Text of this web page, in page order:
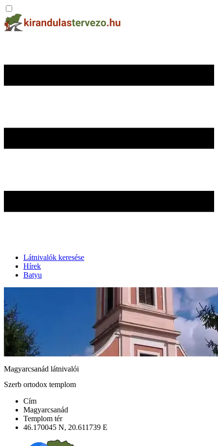
Látnivalók keresése
Hírek
Batyu
Magyarcsanád látnivalói
Szerb ortodox templom
Cím
Magyarcsanád
Templom tér
46.170045 N, 20.611739 E